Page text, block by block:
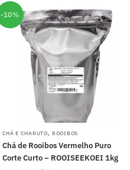
-10%
CHÁ E CHARUTO,ROOIBOS
Chá de Rooibos Vermelho Puro
Corte Curto – ROOISEEKOEI 1kg